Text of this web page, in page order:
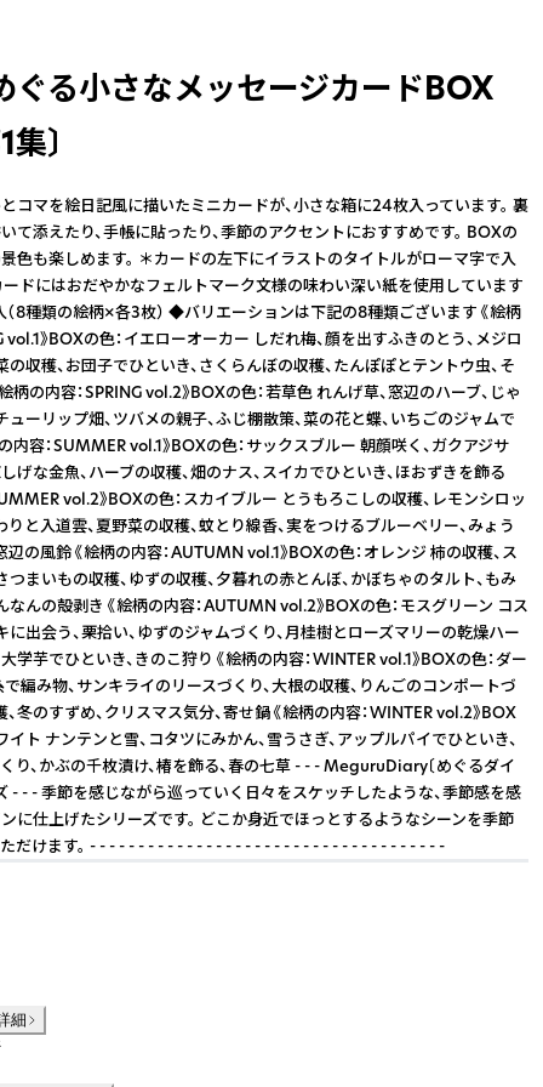
ぐる小さなメッセージカードBOX
〕
コマを絵日記風に描いたミニカードが、小さな箱に24枚入っています。 裏
て添えたり、手帳に貼ったり、季節のアクセントにおすすめです。 BOXの
色も楽しめます。 ＊カードの左下にイラストのタイトルがローマ字で入
ードにはおだやかなフェルトマーク文様の味わい深い紙を使用しています
（8種類の絵柄×各3枚） ◆バリエーションは下記の8種類ございます 《絵柄
vol.1》BOXの色：イエローオーカー しだれ梅、顔を出すふきのとう、メジロ
の収穫、お団子でひといき、さくらんぼの収穫、たんぽぽとテントウ虫、そ
柄の内容：SPRING vol.2》BOXの色：若草色 れんげ草、窓辺のハーブ、じゃ
ューリップ畑、ツバメの親子、ふじ棚散策、菜の花と蝶、いちごのジャムで
内容：SUMMER vol.1》BOXの色：サックスブルー 朝顔咲く、ガクアジサ
しげな金魚、ハーブの収穫、畑のナス、スイカでひといき、ほおずきを飾る
vol.2》BOXの色：スカイブルー とうもろこしの収穫、レモンシロッ
りと入道雲、夏野菜の収穫、蚊とり線香、実をつけるブルーベリー、みょう
辺の風鈴 《絵柄の内容：AUTUMN vol.1》BOXの色：オレンジ 柿の収穫、ス
つまいもの収穫、ゆずの収穫、夕暮れの赤とんぼ、かぼちゃのタルト、もみ
なんの殻剥き 《絵柄の内容：AUTUMN vol.2》BOXの色：モスグリーン コス
に出会う、栗拾い、ゆずのジャムづくり、月桂樹とローズマリーの乾燥ハー
大学芋でひといき、きのこ狩り 《絵柄の内容：WINTER vol.1》BOXの色：ダー
編み物、サンキライのリースづくり、大根の収穫、りんごのコンポートづ
、冬のすずめ、クリスマス気分、寄せ鍋 《絵柄の内容：WINTER vol.2》BOX
イト ナンテンと雪、コタツにみかん、雪うさぎ、アップルパイでひといき、
り、かぶの千枚漬け、椿を飾る、春の七草 - - - MeguruDiary〔めぐるダイ
- - - 季節を感じながら巡っていく日々をスケッチしたような、季節感を感
に仕上げたシリーズです。 どこか身近でほっとするようなシーンを季節
だけます。 - - - - - - - - - - - - - - - - - - - - - - - - - - - - - - - - - - - - -
細